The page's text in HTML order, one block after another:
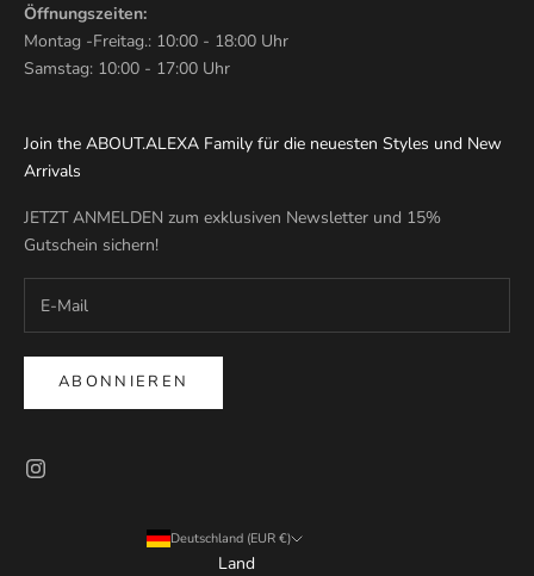
Öffnungszeiten:
Montag -Freitag.: 10:00 - 18:00 Uhr
Samstag: 10:00 - 17:00 Uhr
Join the ABOUT.ALEXA Family für die neuesten Styles und New
Arrivals
JETZT ANMELDEN zum exklusiven Newsletter und 15%
Gutschein sichern!
ABONNIEREN
Deutschland (EUR €)
Land